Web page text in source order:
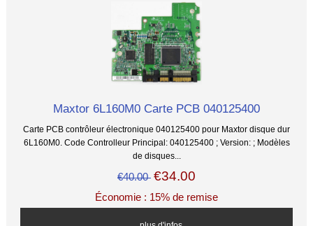
Maxtor 6L160M0 Carte PCB 040125400
Carte PCB contrôleur électronique 040125400 pour Maxtor disque dur
6L160M0. Code Controlleur Principal: 040125400 ; Version: ; Modèles
de disques...
€40.00 €34.00
Économie : 15% de remise